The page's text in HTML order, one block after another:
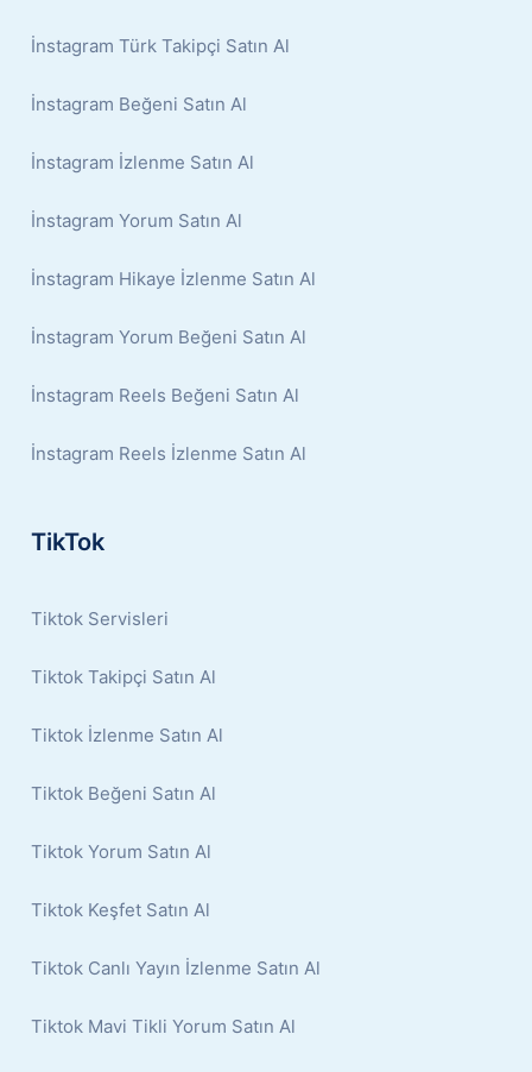
İnstagram Türk Takipçi Satın Al
İnstagram Beğeni Satın Al
İnstagram İzlenme Satın Al
İnstagram Yorum Satın Al
İnstagram Hikaye İzlenme Satın Al
İnstagram Yorum Beğeni Satın Al
İnstagram Reels Beğeni Satın Al
İnstagram Reels İzlenme Satın Al
TikTok
Tiktok Servisleri
Tiktok Takipçi Satın Al
Tiktok İzlenme Satın Al
Tiktok Beğeni Satın Al
Tiktok Yorum Satın Al
Tiktok Keşfet Satın Al
Tiktok Canlı Yayın İzlenme Satın Al
Tiktok Mavi Tikli Yorum Satın Al